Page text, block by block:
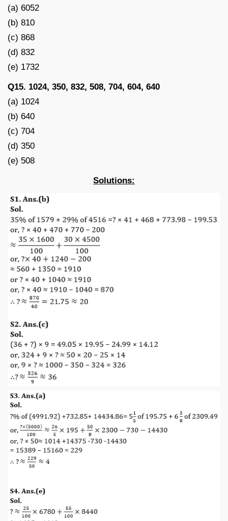
(a) 6052
(b) 810
(c) 868
(d) 832
(e) 1732
Q15. 1024, 350, 832, 508, 704, 604, 640
(a) 1024
(b) 640
(c) 704
(d) 350
(e) 508
Solutions: